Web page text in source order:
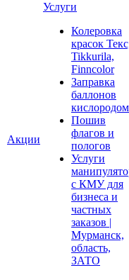
Акции
Услуги
Колеровка
красок
Tikkurila,
Finncolor
Заправка
баллонов
кислородом
Пошив
флагов и
пологов
Услуги
с КМУ для
бизнеса и
частных
заказов |
Мурманск,
область,
ЗАТО